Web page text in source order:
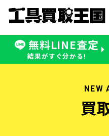
無料LINE査定
結果がすぐ分かる!
無料LINE査定
受付：11:00〜19:00 木曜定休日
NEW
買